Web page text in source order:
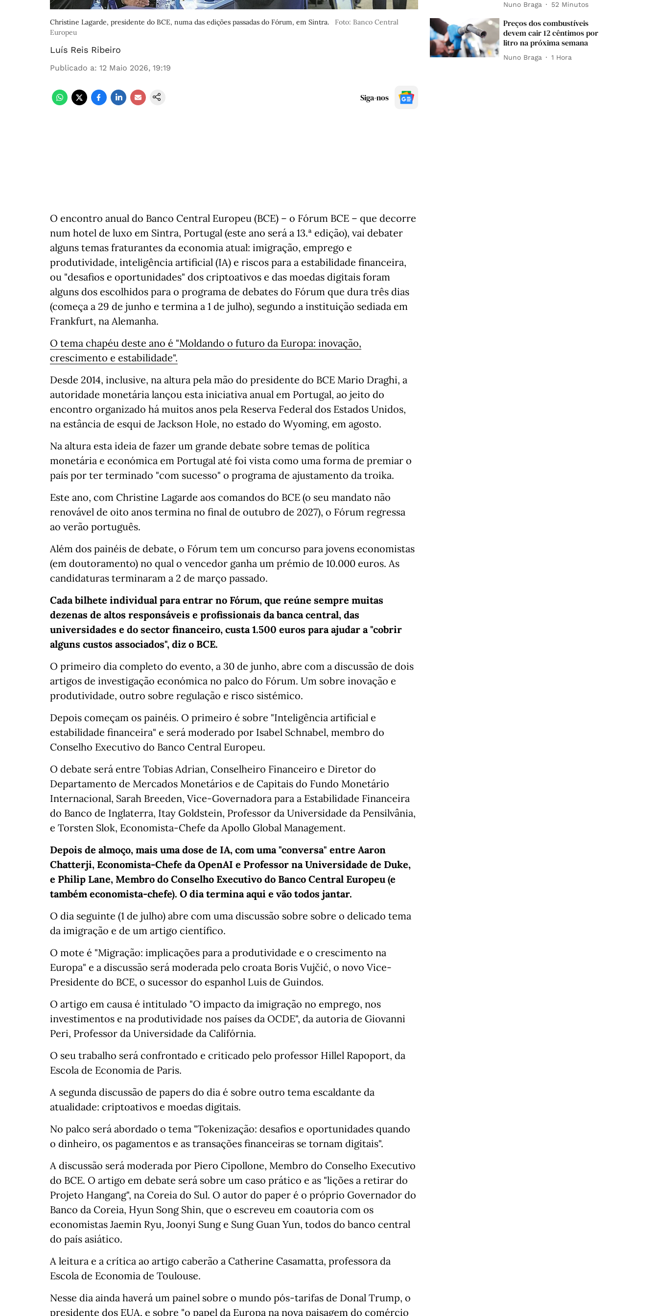
Christine Lagarde, presidente do BCE, numa das edições passadas do Fórum, em Sintra.
Foto: Banco Central
Europeu
Luís Reis Ribeiro
Publicado a: 12 Maio 2026, 19:19
Siga-nos
O encontro anual do Banco Central Europeu (BCE) – o Fórum BCE – que decorre
num hotel de luxo em Sintra, Portugal (este ano será a 13.ª edição), vai debater
alguns temas fraturantes da economia atual: imigração, emprego e
produtividade, inteligência artificial (IA) e riscos para a estabilidade financeira,
ou "desafios e oportunidades" dos criptoativos e das moedas digitais foram
alguns dos escolhidos para o programa de debates do Fórum que dura três dias
(começa a 29 de junho e termina a 1 de julho), segundo a instituição sediada em
Frankfurt, na Alemanha.
O tema chapéu deste ano é "Moldando o futuro da Europa: inovação,
crescimento e estabilidade".
Desde 2014, inclusive, na altura pela mão do presidente do BCE Mario Draghi, a
autoridade monetária lançou esta iniciativa anual em Portugal, ao jeito do
encontro organizado há muitos anos pela Reserva Federal dos Estados Unidos,
na estância de esqui de Jackson Hole, no estado do Wyoming, em agosto.
Na altura esta ideia de fazer um grande debate sobre temas de política
monetária e económica em Portugal até foi vista como uma forma de premiar o
país por ter terminado "com sucesso" o programa de ajustamento da troika.
Este ano, com Christine Lagarde aos comandos do BCE (o seu mandato não
renovável de oito anos termina no final de outubro de 2027), o Fórum regressa
ao verão português.
Além dos painéis de debate, o Fórum tem um concurso para jovens economistas
(em doutoramento) no qual o vencedor ganha um prémio de 10.000 euros. As
candidaturas terminaram a 2 de março passado.
Cada bilhete individual para entrar no Fórum, que reúne sempre muitas
dezenas de altos responsáveis e profissionais da banca central, das
universidades e do sector financeiro, custa 1.500 euros para ajudar a "cobrir
alguns custos associados", diz o BCE.
O primeiro dia completo do evento, a 30 de junho, abre com a discussão de dois
artigos de investigação económica no palco do Fórum. Um sobre inovação e
produtividade, outro sobre regulação e risco sistémico.
Depois começam os painéis. O primeiro é sobre "Inteligência artificial e
estabilidade financeira" e será moderado por Isabel Schnabel, membro do
Conselho Executivo do Banco Central Europeu.
O debate será entre Tobias Adrian, Conselheiro Financeiro e Diretor do
Departamento de Mercados Monetários e de Capitais do Fundo Monetário
Internacional, Sarah Breeden, Vice-Governadora para a Estabilidade Financeira
do Banco de Inglaterra, Itay Goldstein, Professor da Universidade da Pensilvânia,
e Torsten Slok, Economista-Chefe da Apollo Global Management.
Depois de almoço, mais uma dose de IA, com uma "conversa" entre Aaron
Chatterji, Economista-Chefe da OpenAI e Professor na Universidade de Duke,
e Philip Lane, Membro do Conselho Executivo do Banco Central Europeu (e
também economista-chefe). O dia termina aqui e vão todos jantar.
O dia seguinte (1 de julho) abre com uma discussão sobre sobre o delicado tema
da imigração e de um artigo científico.
O mote é "Migração: implicações para a produtividade e o crescimento na
Europa" e a discussão será moderada pelo croata Boris Vujčić, o novo Vice-
Presidente do BCE, o sucessor do espanhol Luis de Guindos.
O artigo em causa é intitulado "O impacto da imigração no emprego, nos
investimentos e na produtividade nos países da OCDE", da autoria de Giovanni
Peri, Professor da Universidade da Califórnia.
O seu trabalho será confrontado e criticado pelo professor Hillel Rapoport, da
Escola de Economia de Paris.
A segunda discussão de papers do dia é sobre outro tema escaldante da
atualidade: criptoativos e moedas digitais.
No palco será abordado o tema "Tokenização: desafios e oportunidades quando
o dinheiro, os pagamentos e as transações financeiras se tornam digitais".
A discussão será moderada por Piero Cipollone, Membro do Conselho Executivo
do BCE. O artigo em debate será sobre um caso prático e as "lições a retirar do
Projeto Hangang", na Coreia do Sul. O autor do paper é o próprio Governador do
Banco da Coreia, Hyun Song Shin, que o escreveu em coautoria com os
economistas Jaemin Ryu, Joonyi Sung e Sung Guan Yun, todos do banco central
do país asiático.
A leitura e a crítica ao artigo caberão a Catherine Casamatta, professora da
Escola de Economia de Toulouse.
Nesse dia ainda haverá um painel sobre o mundo pós-tarifas de Donal Trump, o
presidente dos EUA, e sobre "o papel da Europa na nova paisagem do comércio
Nuno Braga 52 Minutos
Preços dos combustíveis
devem cair 12 cêntimos por
litro na próxima semana
Nuno Braga 1 Hora